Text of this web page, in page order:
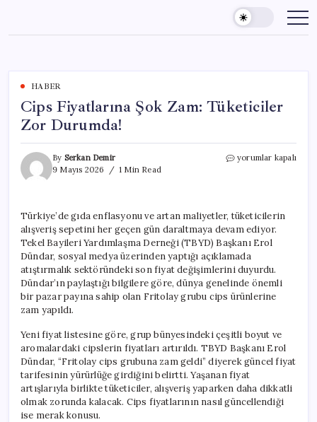
content
HABER
Cips Fiyatlarına Şok Zam: Tüketiciler
Zor Durumda!
By Serkan Demir
9 Mayıs 2026
1 Min Read
Cips
Zor
Durumda!
için
yorumlar kapalı
Türkiye’de gıda enflasyonu ve artan maliyetler, tüketicilerin
alışveriş sepetini her geçen gün daraltmaya devam ediyor.
Tekel Bayileri Yardımlaşma Derneği (TBYD) Başkanı Erol
Dündar, sosyal medya üzerinden yaptığı açıklamada
atıştırmalık sektöründeki son fiyat değişimlerini duyurdu.
Dündar’ın paylaştığı bilgilere göre, dünya genelinde önemli
bir pazar payına sahip olan Fritolay grubu cips ürünlerine
zam yapıldı.
Yeni fiyat listesine göre, grup bünyesindeki çeşitli boyut ve
aromalardaki cipslerin fiyatları artırıldı. TBYD Başkanı Erol
Dündar, “Fritolay cips grubuna zam geldi” diyerek güncel fiyat
tarifesinin yürürlüğe girdiğini belirtti. Yaşanan fiyat
artışlarıyla birlikte tüketiciler, alışveriş yaparken daha dikkatli
olmak zorunda kalacak. Cips fiyatlarının nasıl güncellendiği
ise merak konusu.